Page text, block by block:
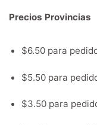
Precios Provincias
$6.50 para
$5.50 para
$3.50 para